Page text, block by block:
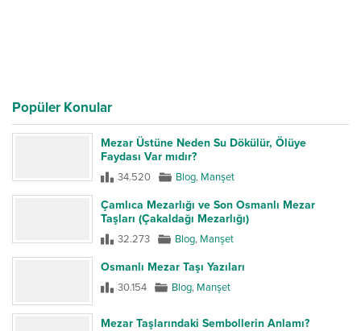
Popüler Konular
Mezar Üstüne Neden Su Dökülür, Ölüye
Faydası Var mıdır?
34.520 Blog, Manşet
Çamlıca Mezarlığı ve Son Osmanlı Mezar
Taşları (Çakaldağı Mezarlığı)
32.273 Blog, Manşet
Osmanlı Mezar Taşı Yazıları
30.154 Blog, Manşet
Mezar Taşlarındaki Sembollerin Anlamı?